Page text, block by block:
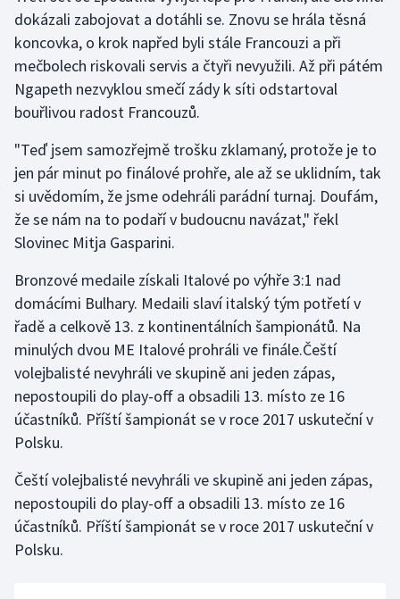
Olympijské hry
Plavání
Plážový volejbal
Ragby
Rychlobruslení
Rychlostní kanoistika
Short track
Sportovní střelba
Stolní tenis
Veslování
Vodní slalom
dokázali zabojovat a dotáhli se. Znovu se hrála těsná
koncovka, o krok napřed byli stále Francouzi a při
mečbolech riskovali servis a čtyři nevyužili. Až při pátém
Ngapeth nezvyklou smečí zády k síti odstartoval
bouřlivou radost Francouzů.
"Teď jsem samozřejmě trošku zklamaný, protože je to
jen pár minut po finálové prohře, ale až se uklidním, tak
si uvědomím, že jsme odehráli parádní turnaj. Doufám,
že se nám na to podaří v budoucnu navázat," řekl
Slovinec Mitja Gasparini.
Bronzové medaile získali Italové po výhře 3:1 nad
domácími Bulhary. Medaili slaví italský tým potřetí v
řadě a celkově 13. z kontinentálních šampionátů. Na
minulých dvou ME Italové prohráli ve finále.Čeští
volejbalisté nevyhráli ve skupině ani jeden zápas,
nepostoupili do play-off a obsadili 13. místo ze 16
účastníků. Příští šampionát se v roce 2017 uskuteční v
Polsku.
Čeští volejbalisté nevyhráli ve skupině ani jeden zápas,
nepostoupili do play-off a obsadili 13. místo ze 16
účastníků. Příští šampionát se v roce 2017 uskuteční v
Polsku.